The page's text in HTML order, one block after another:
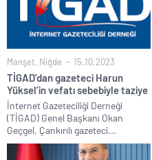
Manşet, Niğde 15.10.2023
TİGAD’dan gazeteci Harun
Yüksel’in vefatı sebebiyle taziye
İnternet Gazeteciliği Derneği
(TİGAD) Genel Başkanı Okan
Geçgel, Çankırılı gazeteci...